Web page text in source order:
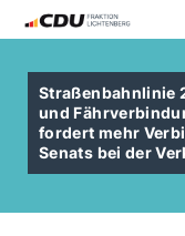
Straßenbahnlinie
und
fordert mehr
Senats bei der